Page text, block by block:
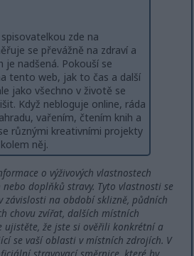
zde na
se převážně na zdraví a
je nadšená. Pokouší se
tento web, jak to čas a další
jako všechno v životě se
Když nebloguje online, ráda
vařením, čtením knih a
různými kreativními projekty
něj.
o výživových vlastnostech
doplňků stravy. Tyto vlastnosti se
závislosti na období sklizně, půdních
chovu zvířat, dalších místních
ujistěte, že jste si ověřili konkrétní a
se vaší oblasti v místních zdrojích. V
stravovací směrnice, které by